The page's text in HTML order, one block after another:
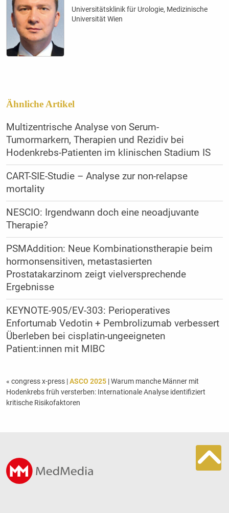
Universitätsklinik für Urologie, Medizinische
Universität Wien
Ähnliche Artikel
Multizentrische Analyse von Serum-
Tumormarkern, Therapien und Rezidiv bei
Hodenkrebs-Patienten im klinischen Stadium IS
CART-SIE-Studie – Analyse zur non-relapse
mortality
NESCIO: Irgendwann doch eine neoadjuvante
Therapie?
PSMAddition: Neue Kombinationstherapie beim
hormonsensitiven, metastasierten
Prostatakarzinom zeigt vielversprechende
Ergebnisse
KEYNOTE-905/EV-303: Perioperatives
Enfortumab Vedotin + Pembrolizumab verbessert
Überleben bei cisplatin-ungeeigneten
Patient:innen mit MIBC
« congress x-press |ASCO 2025| Warum manche Männer mit
Hodenkrebs früh versterben: Internationale Analyse identifiziert
kritische Risikofaktoren